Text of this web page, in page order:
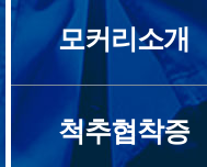
모커리소개
척추협착증